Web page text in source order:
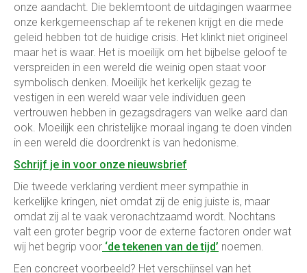
onze aandacht. Die beklemtoont de uitdagingen waarmee
onze kerkgemeenschap af te rekenen krijgt en die mede
geleid hebben tot de huidige crisis. Het klinkt niet origineel
maar het is waar. Het is moeilijk om het bijbelse geloof te
verspreiden in een wereld die weinig open staat voor
symbolisch denken. Moeilijk het kerkelijk gezag te
vestigen in een wereld waar vele individuen geen
vertrouwen hebben in gezagsdragers van welke aard dan
ook. Moeilijk een christelijke moraal ingang te doen vinden
in een wereld die doordrenkt is van hedonisme.
Schrijf je in voor onze nieuwsbrief
Die tw​eede verklaring verdient meer sympathie in
kerkelijke kringen, niet omdat zij de enig juiste is, maar
omdat zij al te vaak veronachtzaamd wordt. Nochtans
valt een groter begrip voor de externe factoren onder wat
wij het begrip voor ‘de tekenen van de tijd’ noemen.
Een concreet voorbeeld? Het verschijnsel van het